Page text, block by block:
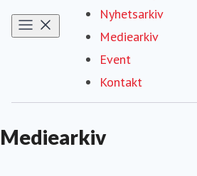
Nyhetsarkiv
Mediearkiv(current)
Event
Kontakt
Mediearkiv